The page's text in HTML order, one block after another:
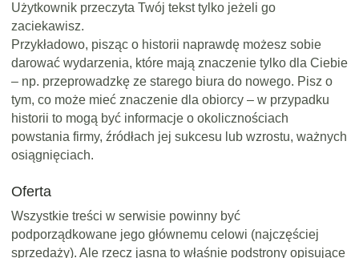
Użytkownik przeczyta Twój tekst tylko jeżeli go
zaciekawisz.
Przykładowo, pisząc o historii naprawdę możesz sobie
darować wydarzenia, które mają znaczenie tylko dla Ciebie
– np. przeprowadzkę ze starego biura do nowego. Pisz o
tym, co może mieć znaczenie dla obiorcy – w przypadku
historii to mogą być informacje o okolicznościach
powstania firmy, źródłach jej sukcesu lub wzrostu, ważnych
osiągnięciach.
Oferta
Wszystkie treści w serwisie powinny być
podporządkowane jego głównemu celowi (najczęściej
sprzedaży). Ale rzecz jasna to właśnie podstrony opisujące